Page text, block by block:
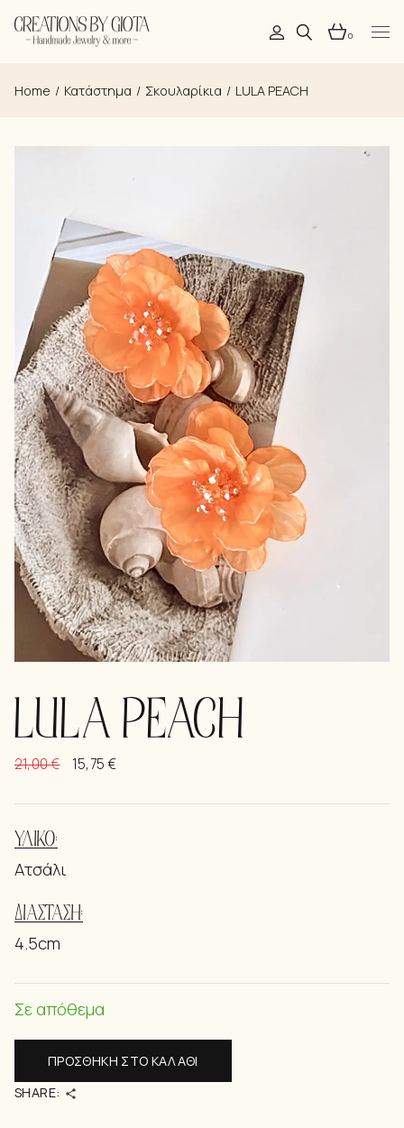
to
the 0
Home Κατάστημα Σκουλαρίκια LULA PEACH
LULA PEACH
21,00€ 15,75€
ΥΛΙΚΌ:
Ατσάλι
ΔΙΆΣΤΑΣΗ:
4.5cm
Σε απόθεμα
ΠΡΟΣΘΉΚΗ ΣΤΟ ΚΑΛΆΘΙ
SHARE: